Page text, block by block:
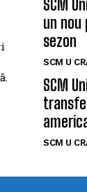
SCM
un nou
sezon
SCM U
SCM
SCM U